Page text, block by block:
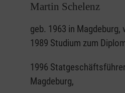
Martin Schelenz
geb. 1963 in Magdeburg,
1989 Studium zum
1996
Magdeburg,